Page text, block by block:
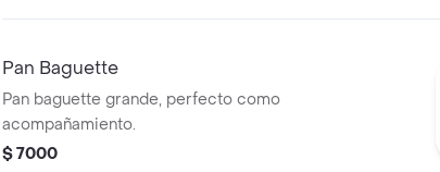
Pan Baguette
Pan baguette grande, perfecto como
acompañamiento.
$ 7000